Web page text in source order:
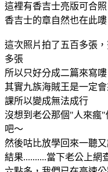
這裡有香吉士亮版可合照
香吉士的章自然也在此嘍
這次照片拍了五百多張
多張
所以只好分成二篇來寫嘍
其實九族海賊王是一定
課所以變成無法成行
沒想到老公那個"人來瘋
吧～
然後咕比放學回來一聽
結果..........當下老公上網